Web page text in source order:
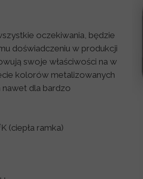
oczekiwania, będzie
doświadczeniu w produkcji
swoje właściwości na w
kolorów metalizowanych
dla bardzo
(ciepła ramka)